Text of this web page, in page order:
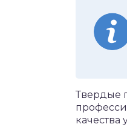
Твердые
качества